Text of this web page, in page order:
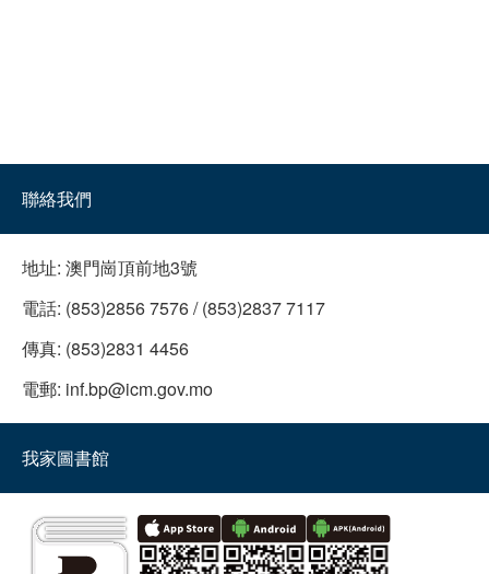
聯絡我們
地址: 澳門崗頂前地3號
電話: (853)2856 7576 / (853)2837 7117
傳真: (853)2831 4456
電郵: inf.bp@icm.gov.mo
我家圖書館